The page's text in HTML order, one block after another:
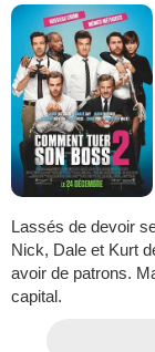
Lassés de devoir
Nick, Dale et Kurt
avoir de patrons.
capital.